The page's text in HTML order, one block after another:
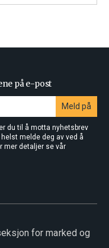
på e-post
Meld på
du til å motta nyhetsbrev
melde deg av ved å
mer detaljer se vår
for marked og